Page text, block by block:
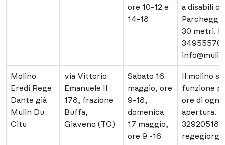
ore 10-12 e
14-18
a disabili
30 metri.
Molino
Eredi Rege
Dante già
Mulin Du
Citu
via Vittorio
Emanuele II
178, frazione
Buffa,
Giaveno (TO)
Sabato 16
maggio, ore
9-18,
domenica
17 maggio,
ore 9 -16
Il molino
funzione
ore di ogni
apertura.